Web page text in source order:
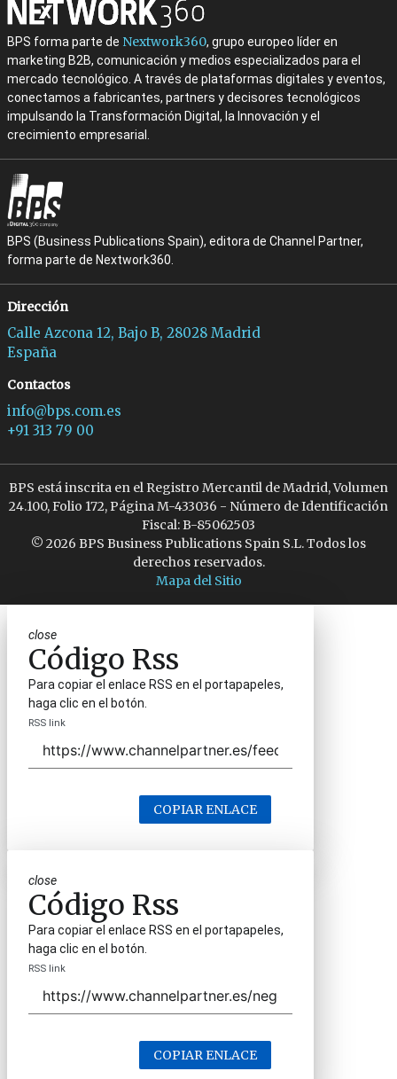
BPS forma parte de Nextwork360, grupo europeo líder en
marketing B2B, comunicación y medios especializados para el
mercado tecnológico. A través de plataformas digitales y eventos,
conectamos a fabricantes, partners y decisores tecnológicos
impulsando la Transformación Digital, la Innovación y el
crecimiento empresarial.
BPS (Business Publications Spain), editora de Channel Partner,
forma parte de Nextwork360.
Dirección
Calle Azcona 12, Bajo B, 28028 Madrid
España
Contactos
info@bps.com.es
+91 313 79 00
BPS está inscrita en el Registro Mercantil de Madrid, Volumen
24.100, Folio 172, Página M-433036 - Número de Identificación
Fiscal: B-85062503
© 2026 BPS Business Publications Spain S.L. Todos los
derechos reservados.
Mapa del Sitio
close
Código Rss
Para copiar el enlace RSS en el portapapeles,
haga clic en el botón.
RSS link
COPIAR ENLACE
close
Código Rss
Para copiar el enlace RSS en el portapapeles,
haga clic en el botón.
RSS link
COPIAR ENLACE